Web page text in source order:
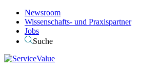
Newsroom
Wissenschafts- und Praxispartner
Jobs
Suche